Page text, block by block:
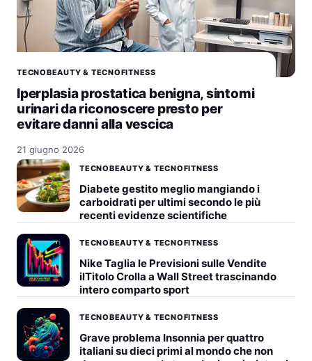
TECNOBEAUTY & TECNOFITNESS
Iperplasia prostatica benigna, sintomi
urinari da riconoscere presto per
evitare danni alla vescica
21 giugno 2026
TECNOBEAUTY & TECNOFITNESS
Diabete gestito meglio mangiando i
carboidrati per ultimi secondo le più
recenti evidenze scientifiche
TECNOBEAUTY & TECNOFITNESS
Nike Taglia le Previsioni sulle Vendite
ilTitolo Crolla a Wall Street trascinando
intero comparto sport
TECNOBEAUTY & TECNOFITNESS
Grave problema Insonnia per quattro
italiani su dieci primi al mondo che non